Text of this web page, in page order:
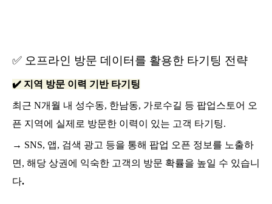
✅ 오프라인 방문 데이터를 활용한 타기팅 전략
✔️ 지역 방문 이력 기반 타기팅
최근 N개월 내 성수동, 한남동, 가로수길 등 팝업스토어 오
픈 지역에 실제로 방문한 이력이 있는 고객 타기팅.
→ SNS, 앱, 검색 광고 등을 통해 팝업 오픈 정보를 노출하
면, 해당 상권에 익숙한 고객의 방문 확률을 높일 수 있습니
다.